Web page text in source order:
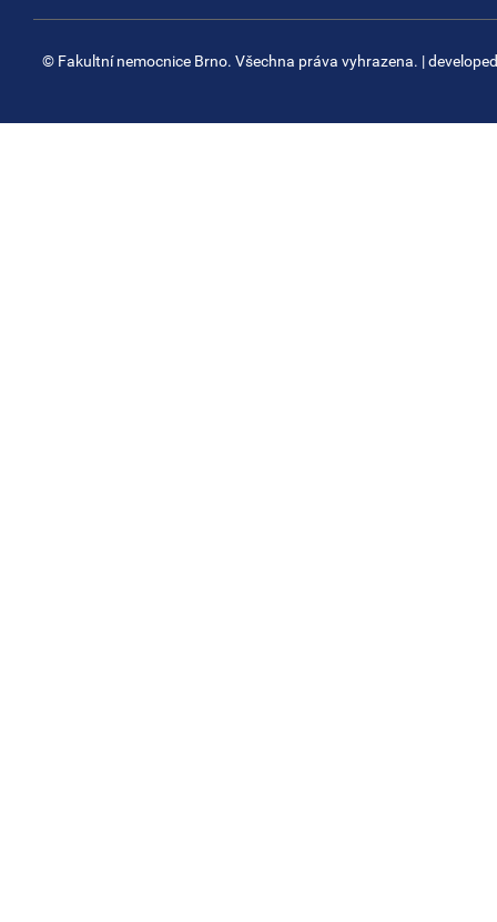
© Fakultní nemocnice Brno. Všechna práva vyhrazena. |